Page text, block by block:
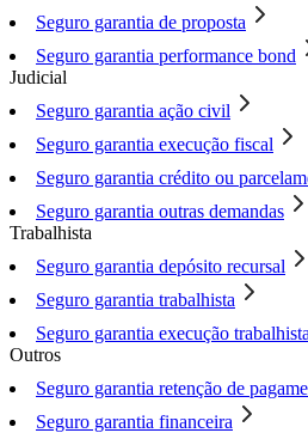
Seguro garantia de proposta
Seguro garantia performance bond
Judicial
Seguro garantia ação civil
Seguro garantia execução fiscal
Seguro garantia crédito ou
Seguro garantia outras demandas
Trabalhista
Seguro garantia depósito recursal
Seguro garantia trabalhista
Seguro garantia execução trabalhista
Outros
Seguro garantia retenção de
Seguro garantia financeira